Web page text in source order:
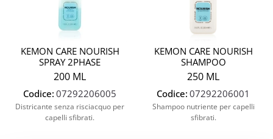
KEMON CARE NOURISH
SPRAY 2PHASE
200 ML
Codice: 07292206005
Districante senza risciacquo per
capelli sfibrati.
KEMON CARE NOURISH
SHAMPOO
250 ML
Codice: 07292206001
Shampoo nutriente per capelli
sfibrati.